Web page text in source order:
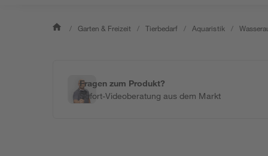
/ Garten & Freizeit / Tierbedarf / Aquaristik /
Fragen zum Produkt?
Sofort-Videoberatung aus dem Markt